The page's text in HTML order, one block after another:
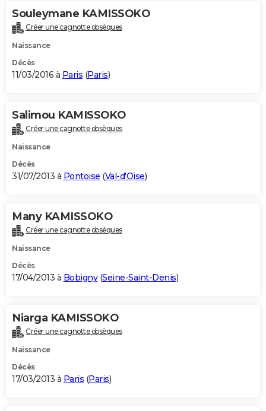
Souleymane KAMISSOKO
Créer une cagnotte obsèques
Naissance
Décès
11/03/2016 à Paris (Paris)
Salimou KAMISSOKO
Créer une cagnotte obsèques
Naissance
Décès
31/07/2013 à Pontoise (Val-d'Oise)
Many KAMISSOKO
Créer une cagnotte obsèques
Naissance
Décès
17/04/2013 à Bobigny(Seine-Saint-Denis)
Niarga KAMISSOKO
Créer une cagnotte obsèques
Naissance
Décès
17/03/2013 à Paris (Paris)